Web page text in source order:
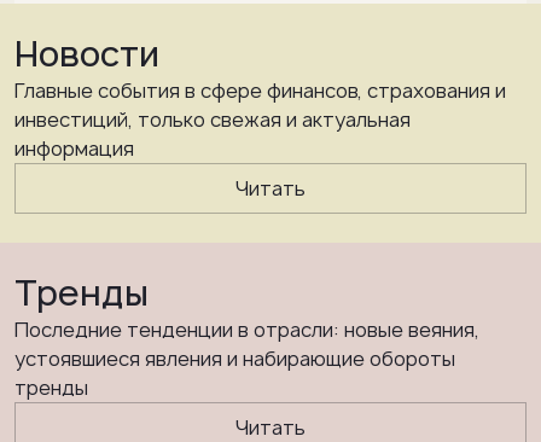
Новости
Главные события в сфере финансов, страхования и
инвестиций, только свежая и актуальная
информация
Читать
Тренды
Последние тенденции в отрасли: новые веяния,
устоявшиеся явления и набирающие обороты
тренды
Читать